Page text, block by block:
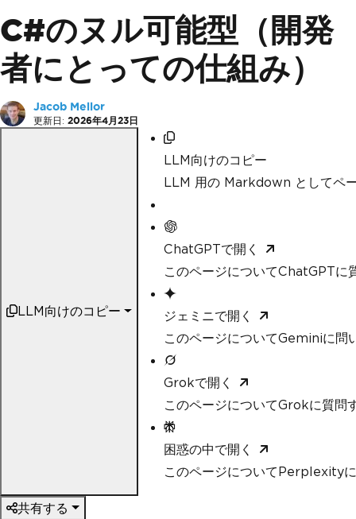
C#のヌル可能型（開発
者にとっての仕組み）
Jacob Mellor
更新日: 2026年4月23日
LLM向けのコピー
LLM向けのコピー
LLM 用の Markdown としてペ
ChatGPTで開く
このページについてChatGPTに
ジェミニで開く
このページについてGeminiに問
Grokで開く
このページについてGrokに質問
困惑の中で開く
このページについてPerplexity
共有する